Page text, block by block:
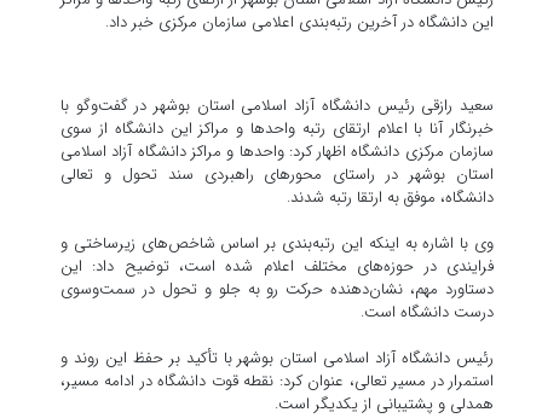
این دانشگاه در آخرین رتبه‌بندی اعلامی سازمان مرکزی خبر داد.
سعید رازقی رئیس دانشگاه آزاد اسلامی استان بوشهر در گفت‌و‌گو با
خبرنگار آنا با اعلام ارتقای رتبه واحد‌ها و مراکز این دانشگاه از سوی
سازمان مرکزی دانشگاه اظهار کرد: واحد‌ها و مراکز دانشگاه آزاد اسلامی
استان بوشهر در راستای محور‌های راهبردی سند تحول و تعالی
دانشگاه، موفق به ارتقا رتبه شدند.
وی با اشاره به اینکه این رتبه‌بندی بر اساس شاخص‌های زیرساختی و
فرایندی در حوزه‌های مختلف اعلام شده است، توضیح داد: این
دستاورد مهم، نشان‌دهنده حرکت رو به جلو و تحول در سمت‌وسوی
درست دانشگاه است.
رئیس دانشگاه آزاد اسلامی استان بوشهر با تأکید بر حفظ این روند و
استمرار در مسیر تعالی، عنوان کرد: نقطه قوت دانشگاه در ادامه مسیر،
همدلی و پشتیبانی از یکدیگر است.